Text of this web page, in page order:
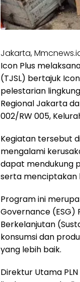
Jakarta,
Icon Plus
(TJSL) bertajuk
pelestarian
Regional Jakarta
002/RW 005,
Kegiatan tersebut
mengalami
dapat mendukung
serta menciptakan
Program ini
Governance (ESG)
Berkelanjutan
konsumsi dan
yang lebih baik.
Direktur Utama